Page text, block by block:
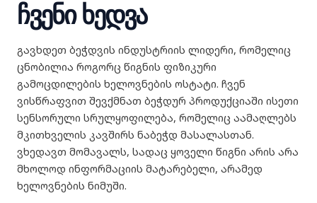
ჩვენი ხედვა
გავხდეთ ბეჭდვის ინდუსტრიის ლიდერი, რომელიც
ცნობილია როგორც წიგნის ფიზიკური
გამოცდილების ხელოვნების ოსტატი. ჩვენ
ვისწრაფვით შევქმნათ ბეჭდურ პროდუქციაში ისეთი
სენსორული სრულყოფილება, რომელიც აამაღლებს
მკითხველის კავშირს ნაბეჭდ მასალასთან.
ვხედავთ მომავალს, სადაც ყოველი წიგნი არის არა
მხოლოდ ინფორმაციის მატარებელი, არამედ
ხელოვნების ნიმუში.